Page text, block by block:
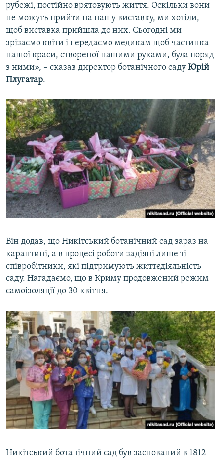
рубежі, постійно врятовують життя. Оскільки вони
не можуть прийти на нашу виставку, ми хотіли,
щоб виставка прийшла до них. Сьогодні ми
зрізаємо квіти і передаємо медикам щоб частинка
нашої краси, створеної нашими руками, була поряд
з ними», – сказав директор ботанічного саду Юрій
Плугатар.
Він додав, що Никітський ботанічний сад зараз на
карантині, а в процесі роботи задіяні лише ті
співробітники, які підтримують життєдіяльність
саду. Нагадаємо, що в Криму продовжений режим
самоізоляції до 30 квітня.
Никітський ботанічний сад був заснований в 1812